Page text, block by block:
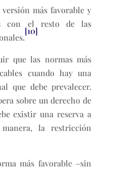
más favorable y
con el resto de las
[10]
que las normas más
cuando hay una
que debe prevalecer.
sobre un derecho de
existir una reserva a
la restricción
más favorable –sin